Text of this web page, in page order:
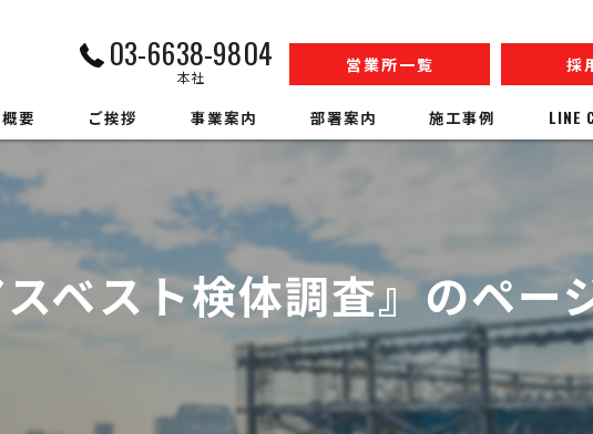
03-6638-9804
本社
営業所一覧 採
要 ご挨拶 事業案内
内装解体業
収集運搬業
中間処理業
アスベスト調査
ハウスクリーニング
部署案内
松戸営業所工事部
SS事業部
環境事業部
営業部
施工事例 LINE
ベスト検体調査』のペー